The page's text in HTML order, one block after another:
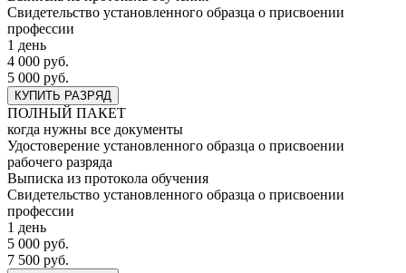
Свидетельство установленного образца о присвоении
профессии
1 день
4 000 руб.
5 000 руб.
КУПИТЬ РАЗРЯД
ПОЛНЫЙ ПАКЕТ
когда нужны все документы
Удостоверение установленного образца о присвоении
рабочего разряда
Выписка из протокола обучения
Свидетельство установленного образца о присвоении
профессии
1 день
5 000 руб.
7 500 руб.